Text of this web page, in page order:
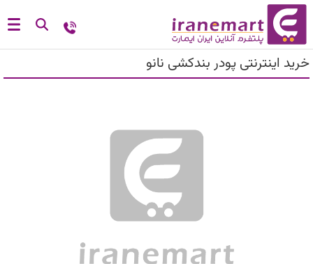
خرید اینترنتی پودر بندکشی نانو